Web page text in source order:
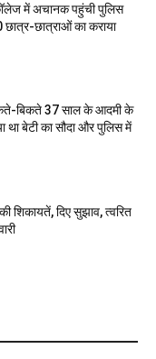
में अचानक पहुंची पुलिस
छात्राओं का कराया
बिकते 37 साल के आदमी के
था बेटी का सौदा और पुलिस में
शिकायतें, दिए सुझाव, त्वरित